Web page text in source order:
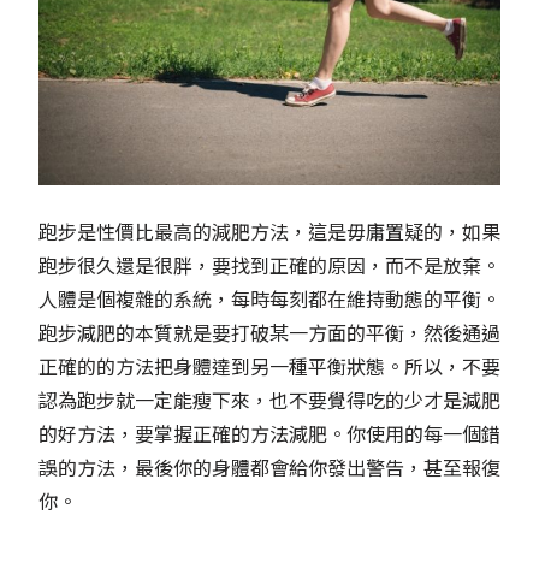
跑步是性價比最高的減肥方法，這是毋庸置疑的，如果
跑步很久還是很胖，要找到正確的原因，而不是放棄。
人體是個複雜的系統，每時每刻都在維持動態的平衡。
跑步減肥的本質就是要打破某一方面的平衡，然後通過
正確的的方法把身體達到另一種平衡狀態。所以，不要
認為跑步就一定能瘦下來，也不要覺得吃的少才是減肥
的好方法，要掌握正確的方法減肥。你使用的每一個錯
誤的方法，最後你的身體都會給你發出警告，甚至報復
你。